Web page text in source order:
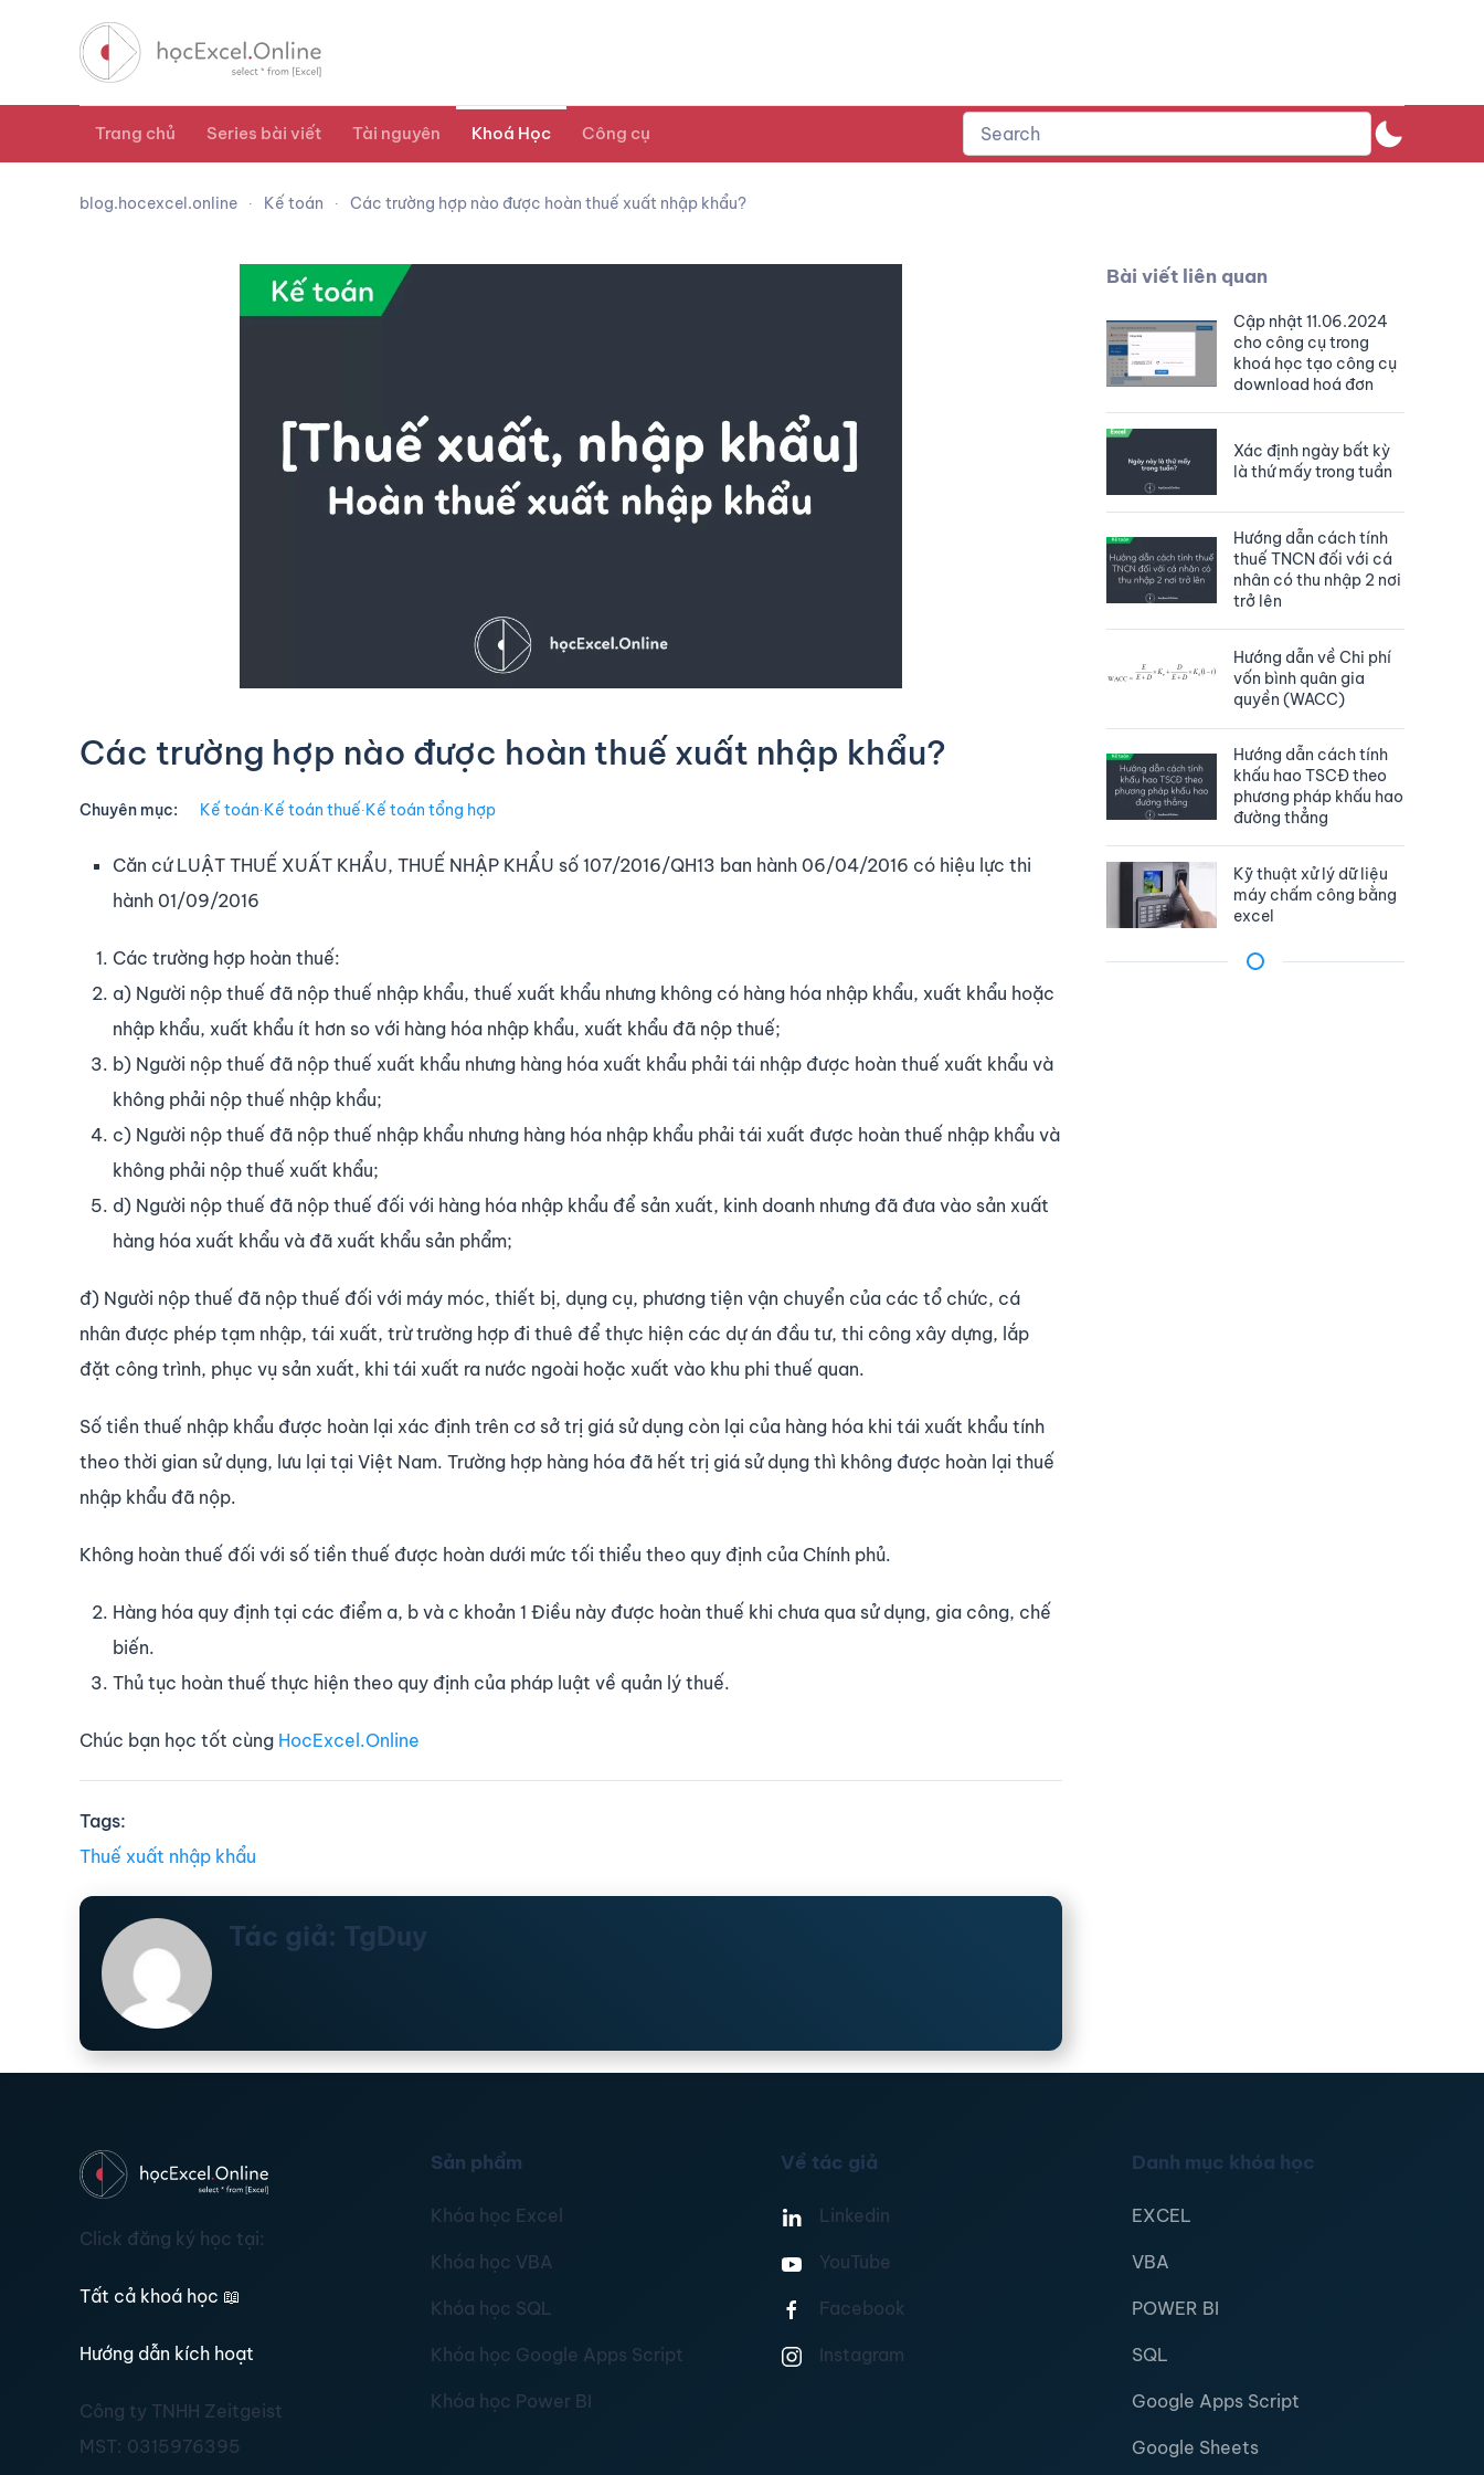
Trang chủ Series bài viết Tài nguyên Khoá Học Công cụ
blog.hocexcel.online Kế toán Các trường hợp nào được hoàn thuế xuất nhập khẩu?
Các trường hợp nào được hoàn thuế xuất nhập khẩu?
Chuyên mục: Kế toán∙Kế toán thuế∙Kế toán tổng hợp
Căn cứ LUẬT THUẾ XUẤT KHẨU, THUẾ NHẬP KHẨU số 107/2016/QH13 ban hành 06/04/2016 có hiệu lực thi
hành 01/09/2016
Các trường hợp hoàn thuế:
a) Người nộp thuế đã nộp thuế nhập khẩu, thuế xuất khẩu nhưng không có hàng hóa nhập khẩu, xuất khẩu hoặc
nhập khẩu, xuất khẩu ít hơn so với hàng hóa nhập khẩu, xuất khẩu đã nộp thuế;
b) Người nộp thuế đã nộp thuế xuất khẩu nhưng hàng hóa xuất khẩu phải tái nhập được hoàn thuế xuất khẩu và
không phải nộp thuế nhập khẩu;
c) Người nộp thuế đã nộp thuế nhập khẩu nhưng hàng hóa nhập khẩu phải tái xuất được hoàn thuế nhập khẩu và
không phải nộp thuế xuất khẩu;
d) Người nộp thuế đã nộp thuế đối với hàng hóa nhập khẩu để sản xuất, kinh doanh nhưng đã đưa vào sản xuất
hàng hóa xuất khẩu và đã xuất khẩu sản phẩm;
đ) Người nộp thuế đã nộp thuế đối với máy móc, thiết bị, dụng cụ, phương tiện vận chuyển của các tổ chức, cá
nhân được phép tạm nhập, tái xuất, trừ trường hợp đi thuê để thực hiện các dự án đầu tư, thi công xây dựng, lắp
đặt công trình, phục vụ sản xuất, khi tái xuất ra nước ngoài hoặc xuất vào khu phi thuế quan.
Số tiền thuế nhập khẩu được hoàn lại xác định trên cơ sở trị giá sử dụng còn lại của hàng hóa khi tái xuất khẩu tính
theo thời gian sử dụng, lưu lại tại Việt Nam. Trường hợp hàng hóa đã hết trị giá sử dụng thì không được hoàn lại thuế
nhập khẩu đã nộp.
Không hoàn thuế đối với số tiền thuế được hoàn dưới mức tối thiểu theo quy định của Chính phủ.
Hàng hóa quy định tại các điểm a, b và c khoản 1 Điều này được hoàn thuế khi chưa qua sử dụng, gia công, chế
biến.
Thủ tục hoàn thuế thực hiện theo quy định của pháp luật về quản lý thuế.
Chúc bạn học tốt cùng HocExcel.Online
Tags:
Thuế xuất nhập khẩu
Tác giả: TgDuy
Bài viết liên quan
Cập nhật 11.06.2024
cho công cụ trong
khoá học tạo công cụ
download hoá đơn
Xác định ngày bất kỳ
là thứ mấy trong tuần
Hướng dẫn cách tính
thuế TNCN đối với cá
nhân có thu nhập 2 nơi
trở lên
Hướng dẫn về Chi phí
vốn bình quân gia
quyền (WACC)
Hướng dẫn cách tính
khấu hao TSCĐ theo
phương pháp khấu hao
đường thẳng
Kỹ thuật xử lý dữ liệu
máy chấm công bằng
excel
Click đăng ký học tại:
Tất cả khoá học 📖
Hướng dẫn kích hoạt
Công ty TNHH Zeitgeist
MST: 0315976395
Sản phẩm
Khóa học Excel
Khóa học VBA
Khóa học SQL
Khóa học Google Apps Script
Khóa học Power BI
Về tác giả
Linkedin
YouTube
Facebook
Instagram
Danh mục khóa học
EXCEL
VBA
POWER BI
SQL
Google Apps Script
Google Sheets